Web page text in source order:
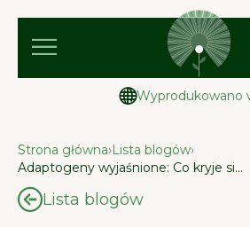
100% satysfakcji
Strona główna›Lista blogów›
Adaptogeny wyjaśnione: Co kryje się za tym modnym hasłem?
Lista blogów